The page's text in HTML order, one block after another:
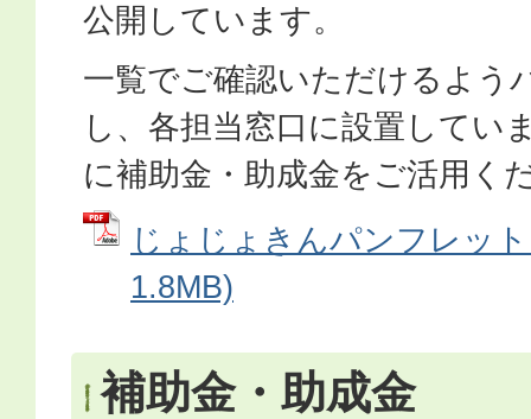
公開しています。
一覧でご確認いただけるよう
し、各担当窓口に設置してい
に補助金・助成金をご活用く
じょじょきんパンフレッ
1.8MB)
補助金・助成金